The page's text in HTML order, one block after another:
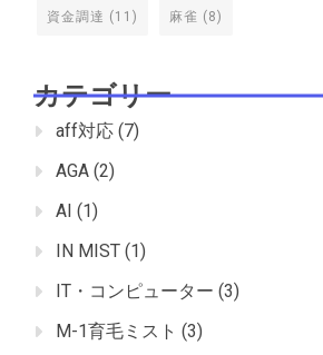
資金調達 (11) 麻雀 (8)
カテゴリー
aff対応 (7)
AGA (2)
AI (1)
IN MIST (1)
IT・コンピューター (3)
M-1育毛ミスト (3)